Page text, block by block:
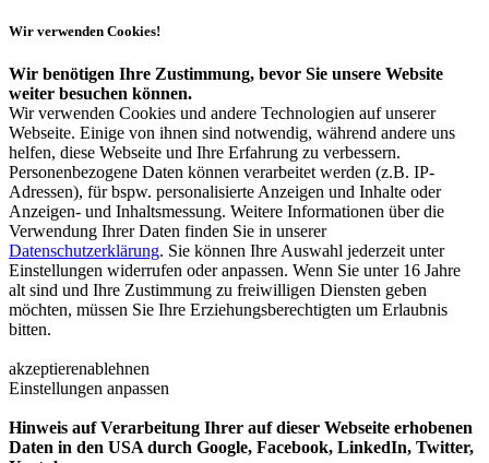
Wir verwenden Cookies!
Wir benötigen Ihre Zustimmung, bevor Sie unsere Website
weiter besuchen können.
Wir verwenden Cookies und andere Technologien auf unserer
Webseite. Einige von ihnen sind notwendig, während andere uns
helfen, diese Webseite und Ihre Erfahrung zu verbessern.
Personenbezogene Daten können verarbeitet werden (z.B. IP-
Adressen), für bspw. personalisierte Anzeigen und Inhalte oder
Anzeigen- und Inhaltsmessung. Weitere Informationen über die
Verwendung Ihrer Daten finden Sie in unserer
Datenschutzerklärung. Sie können Ihre Auswahl jederzeit unter
Einstellungen widerrufen oder anpassen. Wenn Sie unter 16 Jahre
alt sind und Ihre Zustimmung zu freiwilligen Diensten geben
möchten, müssen Sie Ihre Erziehungsberechtigten um Erlaubnis
bitten.
akzeptierenablehnen
Einstellungen anpassen
Hinweis auf Verarbeitung Ihrer auf dieser Webseite erhobenen
Daten in den USA durch Google, Facebook, LinkedIn, Twitter,